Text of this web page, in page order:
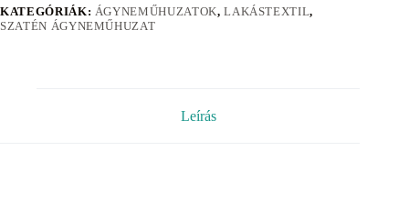
KATEGÓRIÁK: ÁGYNEMŰHUZATOK,LAKÁSTEXTIL,
SZATÉN ÁGYNEMŰHUZAT
Leírás